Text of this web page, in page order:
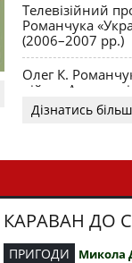
Телевізійний
Романчука
(2006–2007 рр.)
Олег К.
війни. Акценти і
Дізнатись
КАРАВАН ДО
ПРИГОДИ Микола